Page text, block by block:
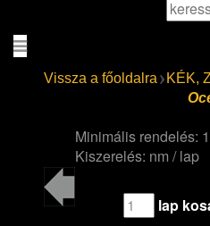
Vissza a főoldalra KÉK,
Minimális rendelés:
Kiszerelés: nm / lap
lap